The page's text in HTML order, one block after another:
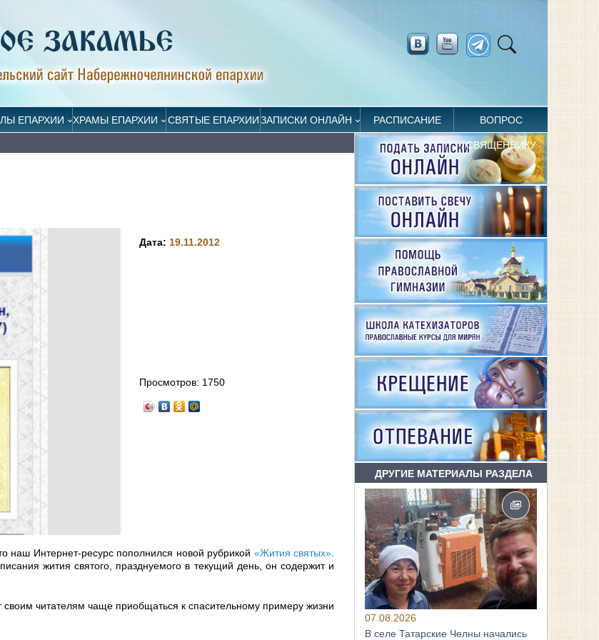
ЕПАРХИИ ХРАМЫ ЕПАРХИИ СВЯТЫЕ ЕПАРХИИЗАПИСКИ ОНЛАЙН РАСПИСАНИЕ ВОПРОС
СВЯЩЕННИКУ
Дата: 19.11.2012
Просмотров: 1750
наш Интернет-ресурс пополнился новой рубрикой «Жития святых»
жития святого, празднуемого в текущий день, он содержит и
читателям чаще приобщаться к спасительному примеру жизни
ДРУГИЕ МАТЕРИАЛЫ РАЗДЕЛА
07.08.2026
В селе Татарские Челны начались